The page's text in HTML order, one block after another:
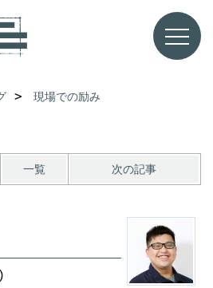
現場での励み
一覧 次の記事